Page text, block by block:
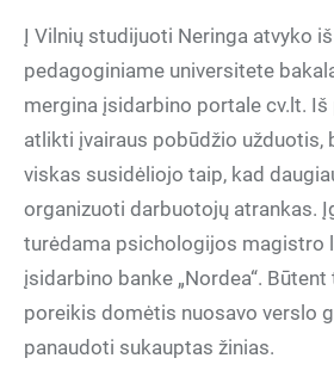
Į Vilnių studijuoti Neringa atvyko
pedagoginiame universitete
mergina įsidarbino portale cv.lt.
atlikti įvairaus pobūdžio užduotis,
viskas susidėliojo taip, kad
organizuoti darbuotojų atrankas.
turėdama psichologijos magistro
įsidarbino banke „Nordea“.
poreikis domėtis nuosavo verslo
panaudoti sukauptas žinias.